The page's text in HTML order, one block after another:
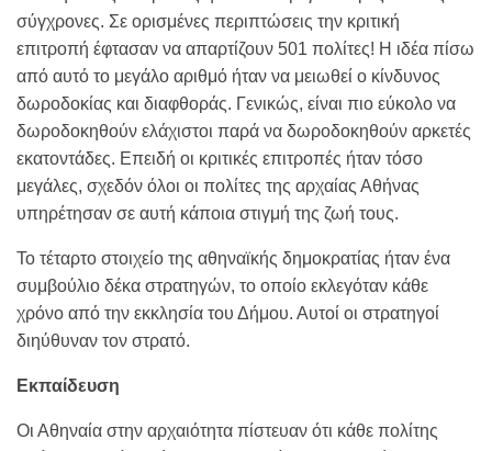
σύγχρονες. Σε ορισμένες περιπτώσεις την κριτική
επιτροπή έφτασαν να απαρτίζουν 501 πολίτες! Η ιδέα πίσω
από αυτό το μεγάλο αριθμό ήταν να μειωθεί ο κίνδυνος
δωροδοκίας και διαφθοράς. Γενικώς, είναι πιο εύκολο να
δωροδοκηθούν ελάχιστοι παρά να δωροδοκηθούν αρκετές
εκατοντάδες. Επειδή οι κριτικές επιτροπές ήταν τόσο
μεγάλες, σχεδόν όλοι οι πολίτες της αρχαίας Αθήνας
υπηρέτησαν σε αυτή κάποια στιγμή της ζωή τους.
Το τέταρτο στοιχείο της αθηναϊκής δημοκρατίας ήταν ένα
συμβούλιο δέκα στρατηγών, το οποίο εκλεγόταν κάθε
χρόνο από την εκκλησία του Δήμου. Αυτοί οι στρατηγοί
διηύθυναν τον στρατό.
Εκπαίδευση
Οι Αθηναία στην αρχαιότητα πίστευαν ότι κάθε πολίτης